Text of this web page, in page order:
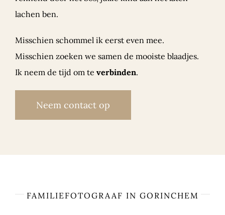
lachen ben.
Misschien schommel ik eerst even mee.
Misschien zoeken we samen de mooiste blaadjes.
Ik neem de tijd om te verbinden.
Neem contact op
FAMILIEFOTOGRAAF IN GORINCHEM